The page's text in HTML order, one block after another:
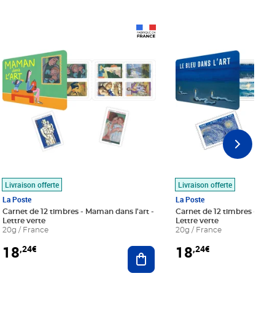
au panier
Livraison offerte
La Poste
Carnet de 12 timbres - Maman dans l'art -
Lettre verte
20g / France
18,24€ Ajouter au panier
Livraison offerte
La Poste
Carnet de 12 timbres - Le
Lettre verte
20g / France
18,24€